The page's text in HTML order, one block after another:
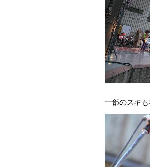
一部のスキ